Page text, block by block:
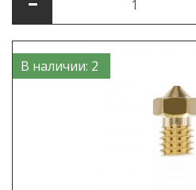
В наличии: 2